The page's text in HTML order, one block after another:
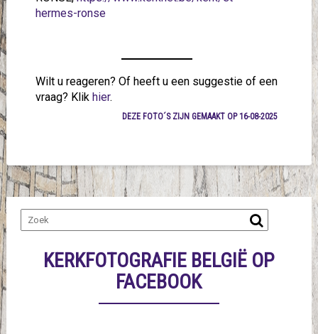
hermes-ronse
Wilt u reageren? Of heeft u een suggestie of een
vraag? Klik hier.
DEZE FOTO´S ZIJN GEMAAKT OP 16-08-2025
KERKFOTOGRAFIE BELGIË OP
FACEBOOK